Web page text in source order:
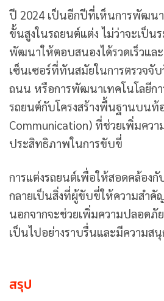
ปี 2024 เป็นอีกปีที่เห็นการพัฒน
ขั้นสูงในรถยนต์แต่ง ไม่ว่าจะเป็
พัฒนาให้ตอบสนองได้รวดเร็วแล
เซ็นเซอร์ที่ทันสมัยในการตรวจจั
ถนน หรือการพัฒนาเทคโนโลยีกา
รถยนต์กับโครงสร้างพื้นฐานบนท้
Communication) ที่ช่วยเพิ่มคว
ประสิทธิภาพในการขับขี่
การแต่งรถยนต์เพื่อให้สอดคล้องกั
กลายเป็นสิ่งที่ผู้ขับขี่ให้ความสำคั
นอกจากจะช่วยเพิ่มความปลอดภั
เป็นไปอย่างราบรื่นและมีความส
สรุป